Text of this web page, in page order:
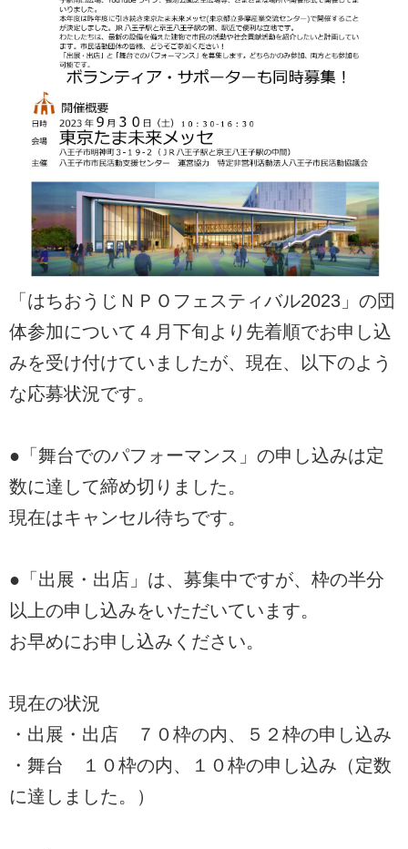
「はちおうじＮＰＯフェスティバル2023」の団
体参加について４月下旬より先着順でお申し込
みを受け付けていましたが、現在、以下のよう
な応募状況です。
●「舞台でのパフォーマンス」の申し込みは定
数に達して締め切りました。
現在はキャンセル待ちです。
●「出展・出店」は、募集中ですが、枠の半分
以上の申し込みをいただいています。
お早めにお申し込みください。
現在の状況
・出展・出店 ７０枠の内、５２枠の申し込み
・舞台 １０枠の内、１０枠の申し込み（定数
に達しました。）